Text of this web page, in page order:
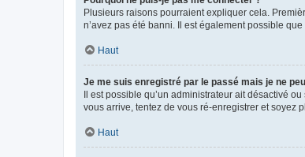
Plusieurs raisons pourraient expliquer cela.
n’avez pas été banni. Il est également possible
Haut
Je me suis enregistré par le passé mais je ne
Il est possible qu’un administrateur ait désactivé
vous arrive, tentez de vous ré-enregistrer et soyez
Haut